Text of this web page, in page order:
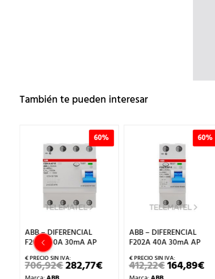
También te pueden interesar
PRECIO
60%
ABB – DIFERENCIAL
F202A 40A 30mA AP
412,22€EL
PRECIO
164,89€EL
PRECIO
60%
ABB – DIFERENCIAL
F204AC 25A 30mA
480,07€EL
PRECIO
192,03€